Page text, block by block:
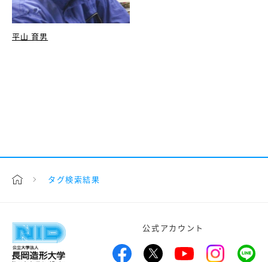
平山 育男
タグ検索結果
公式アカウント